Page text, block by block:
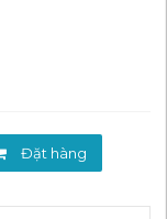
Đặt hàng